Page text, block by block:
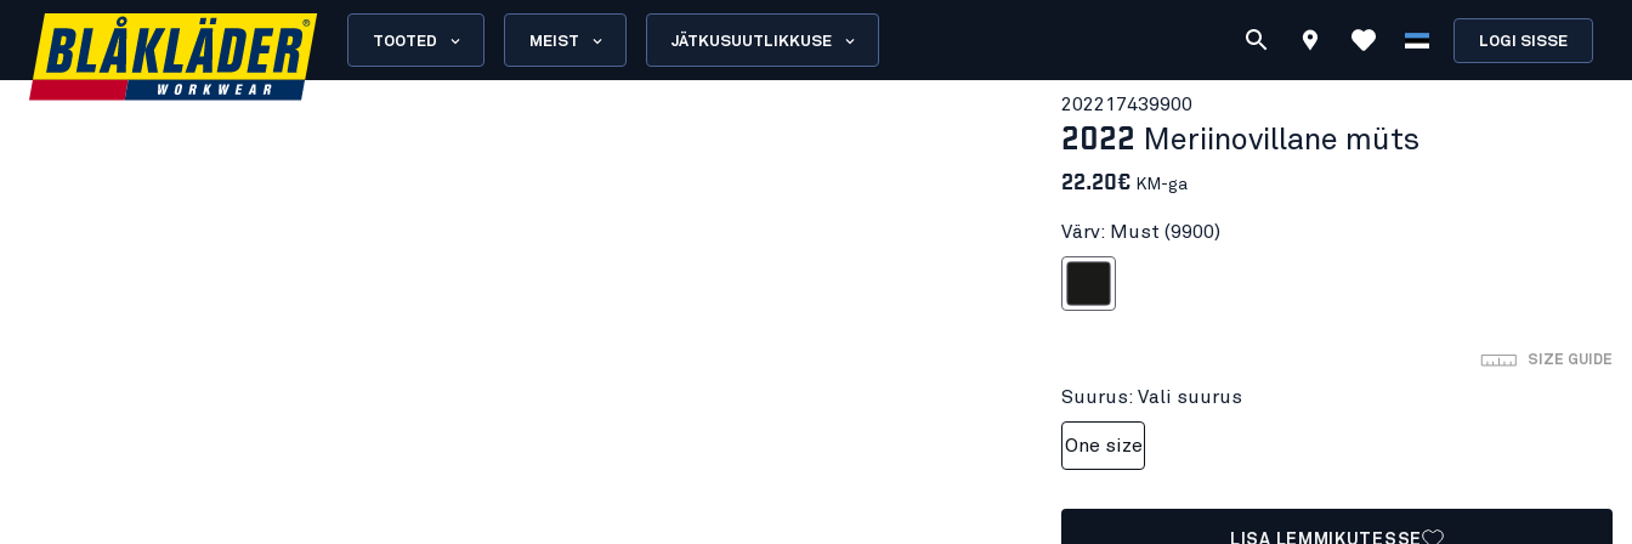
TOOTED MEIST JÄTKUSUUTLIKKUSE LOGI SISSE
202217439900
2022 Meriinovillane müts
22.20€ KM-ga
Värv: Must (9900)
SIZE GUIDE
Suurus: Vali suurus
One size
LISA LEMMIKUTESSE